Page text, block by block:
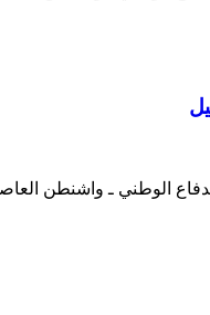
الوطني ـ واشنطن